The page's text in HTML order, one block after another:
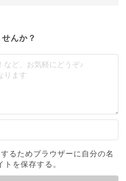
んか？
るためブラウザーに自分の名
を保存する。